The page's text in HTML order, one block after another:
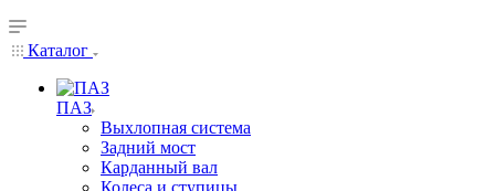
Каталог
ПАЗ
Выхлопная система
Задний мост
Карданный вал
Колеса и ступицы